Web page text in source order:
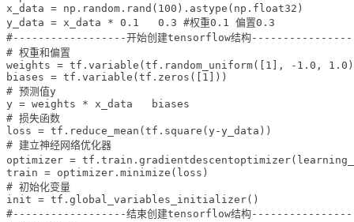
x_data = np.random.rand(100).astype(np.float32)
y_data = x_data * 0.1   0.3 #权重0.1 偏置0.3
#------------------开始创建tensorflow结构
# 权重和偏置
weights = tf.variable(tf.random_uniform([1], -1.0,
biases = tf.variable(tf.zeros([1]))
# 预测值y
y = weights * x_data   biases
# 损失函数
loss = tf.reduce_mean(tf.square(y-y_data))
# 建立神经网络优化器
optimizer =
train = optimizer.minimize(loss)
# 初始化变量
init = tf.global_variables_initializer()
#------------------结束创建tensorflow结构